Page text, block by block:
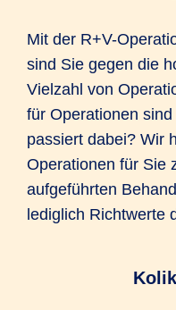
Mit der R+V-
sind Sie gegen die
Vielzahl von
für Operationen
passiert dabei? Wir
Operationen für Sie
aufgeführten
lediglich Richtwerte